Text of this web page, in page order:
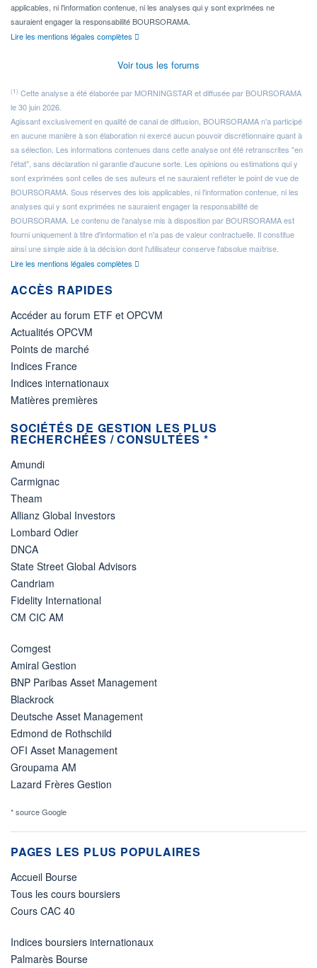
applicables, ni l'information contenue, ni les analyses qui y sont exprimées ne
sauraient engager la responsabilité BOURSORAMA.
Lire les mentions légales complètes
Voir tous les forums
(1) Cette analyse a été élaborée par MORNINGSTAR et diffusée par BOURSORAMA
le 30 juin 2026.
Agissant exclusivement en qualité de canal de diffusion, BOURSORAMA n'a participé
en aucune manière à son élaboration ni exercé aucun pouvoir discrétionnaire quant à
sa sélection. Les informations contenues dans cette analyse ont été retranscrites "en
l'état", sans déclaration ni garantie d'aucune sorte. Les opinions ou estimations qui y
sont exprimées sont celles de ses auteurs et ne sauraient refléter le point de vue de
BOURSORAMA. Sous réserves des lois applicables, ni l'information contenue, ni les
analyses qui y sont exprimées ne sauraient engager la responsabilité de
BOURSORAMA. Le contenu de l'analyse mis à disposition par BOURSORAMA est
fourni uniquement à titre d'information et n'a pas de valeur contractuelle. Il constitue
ainsi une simple aide à la décision dont l'utilisateur conserve l'absolue maîtrise.
Lire les mentions légales complètes
ACCÈS RAPIDES
Accéder au forum ETF et OPCVM
Actualités OPCVM
Points de marché
Indices France
Indices internationaux
Matières premières
SOCIÉTÉS DE GESTION LES PLUS
RECHERCHÉES / CONSULTÉES *
Amundi
Carmignac
Theam
Allianz Global Investors
Lombard Odier
DNCA
State Street Global Advisors
Candriam
Fidelity International
CM CIC AM
Comgest
Amiral Gestion
BNP Paribas Asset Management
Blackrock
Deutsche Asset Management
Edmond de Rothschild
OFI Asset Management
Groupama AM
Lazard Frères Gestion
* source Google
PAGES LES PLUS POPULAIRES
Accueil Bourse
Tous les cours boursiers
Cours CAC 40
Indices boursiers internationaux
Palmarès Bourse